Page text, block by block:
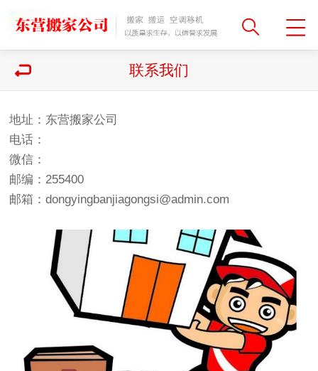
联系我们
地址： 东营搬家公司
电话：
微信：
邮编：255400
邮箱：dongyingbanjiagongsi@admin.com